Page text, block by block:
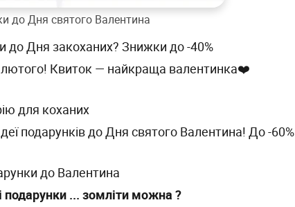
до Дня святого Валентина
до Дня закоханих? Знижки до -40%
лютого! Квиток — найкраща валентинка❤️
для коханих
подарунків до Дня святого Валентина! До -60%
до Валентина
подарунки ... зомліти можна ?